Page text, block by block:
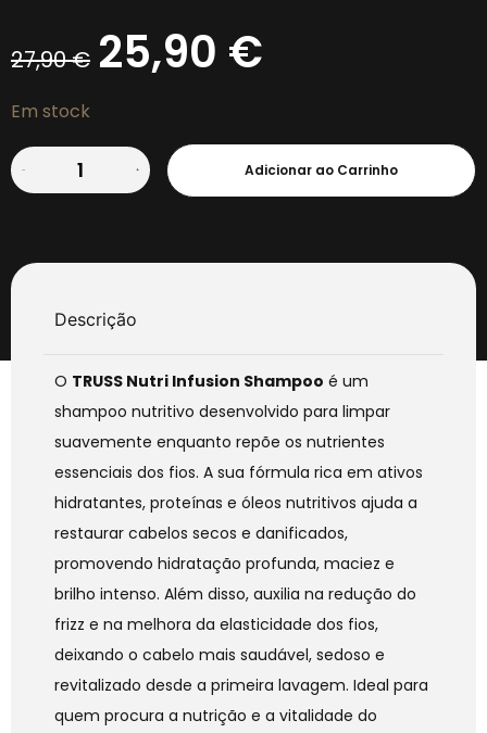
27,90€ 25,90 €
Em stock
Adicionar ao Carrinho
Descrição
O TRUSS Nutri Infusion Shampoo é um
shampoo nutritivo desenvolvido para limpar
suavemente enquanto repõe os nutrientes
essenciais dos fios. A sua fórmula rica em ativos
hidratantes, proteínas e óleos nutritivos ajuda a
restaurar cabelos secos e danificados,
promovendo hidratação profunda, maciez e
brilho intenso. Além disso, auxilia na redução do
frizz e na melhora da elasticidade dos fios,
deixando o cabelo mais saudável, sedoso e
revitalizado desde a primeira lavagem. Ideal para
quem procura a nutrição e a vitalidade do